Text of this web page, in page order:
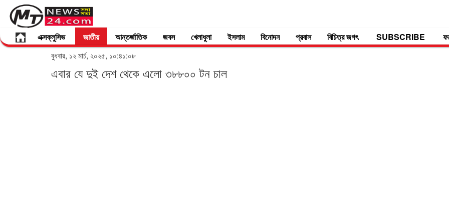
এক্সক্লুসিভ জাতীয় আন্তর্জাতিক জবস খেলাধুলা ইসলাম বিনোদন প্রবাস বিচিত্র জগৎ SUBSCRIBE
বুধবার, ১২ মার্চ, ২০২৫, ১০:৪১:০৮
এবার যে দুই দেশ থেকে এলো ৩৮৮০০ টন চাল